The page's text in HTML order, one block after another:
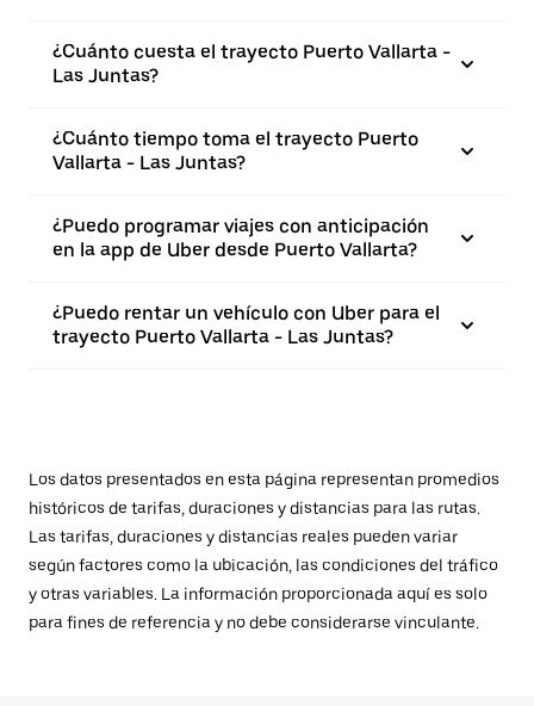
¿Cuánto cuesta el trayecto Puerto Vallarta -
Las Juntas?
¿Cuánto tiempo toma el trayecto Puerto
Vallarta - Las Juntas?
¿Puedo programar viajes con anticipación
en la app de Uber desde Puerto Vallarta?
¿Puedo rentar un vehículo con Uber para el
trayecto Puerto Vallarta - Las Juntas?
Los datos presentados en esta página representan promedios
históricos de tarifas, duraciones y distancias para las rutas.
Las tarifas, duraciones y distancias reales pueden variar
según factores como la ubicación, las condiciones del tráfico
y otras variables. La información proporcionada aquí es solo
para fines de referencia y no debe considerarse vinculante.